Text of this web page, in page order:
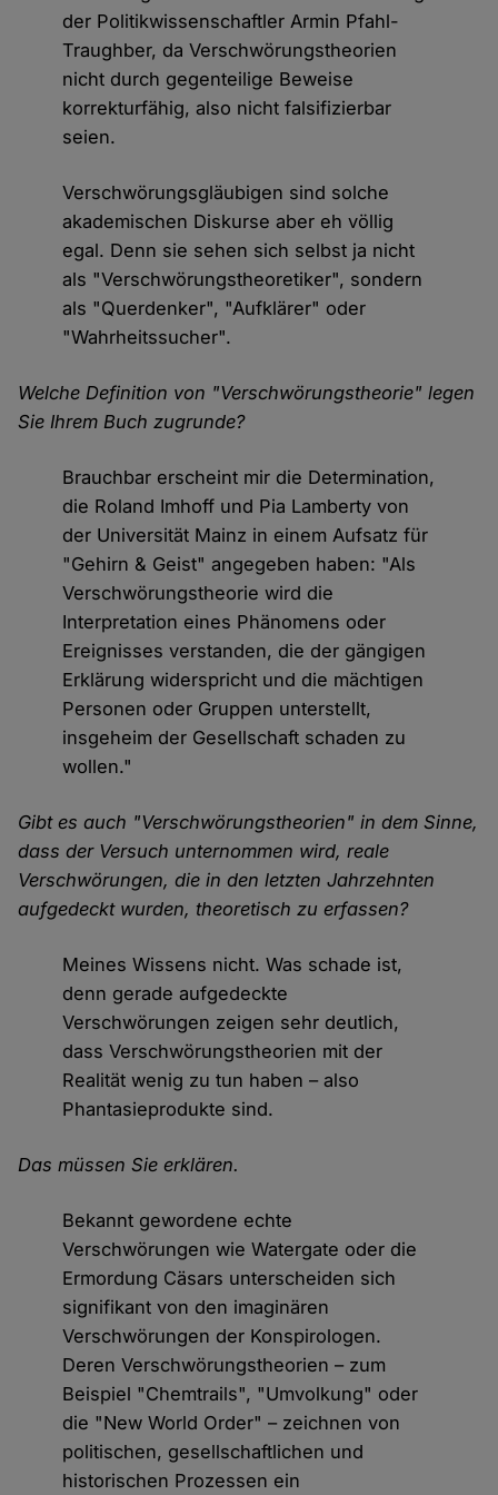
der Politikwissenschaftler Armin Pfahl-
Traughber, da Verschwörungstheorien
nicht durch gegenteilige Beweise
korrekturfähig, also nicht falsifizierbar
seien.
Verschwörungsgläubigen sind solche
akademischen Diskurse aber eh völlig
egal. Denn sie sehen sich selbst ja nicht
als "Verschwörungstheoretiker", sondern
als "Querdenker", "Aufklärer" oder
"Wahrheitssucher".
Welche Definition von "Verschwörungstheorie" legen
Sie Ihrem Buch zugrunde?
Brauchbar erscheint mir die Determination,
die Roland Imhoff und Pia Lamberty von
der Universität Mainz in einem Aufsatz für
"Gehirn & Geist" angegeben haben: "Als
Verschwörungstheorie wird die
Interpretation eines Phänomens oder
Ereignisses verstanden, die der gängigen
Erklärung widerspricht und die mächtigen
Personen oder Gruppen unterstellt,
insgeheim der Gesellschaft schaden zu
wollen."
Gibt es auch "Verschwörungstheorien" in dem Sinne,
dass der Versuch unternommen wird, reale
Verschwörungen, die in den letzten Jahrzehnten
aufgedeckt wurden, theoretisch zu erfassen?
Meines Wissens nicht. Was schade ist,
denn gerade aufgedeckte
Verschwörungen zeigen sehr deutlich,
dass Verschwörungstheorien mit der
Realität wenig zu tun haben – also
Phantasieprodukte sind.
Das müssen Sie erklären.
Bekannt gewordene echte
Verschwörungen wie Watergate oder die
Ermordung Cäsars unterscheiden sich
signifikant von den imaginären
Verschwörungen der Konspirologen.
Deren Verschwörungstheorien – zum
Beispiel "Chemtrails", "Umvolkung" oder
die "New World Order" – zeichnen von
politischen, gesellschaftlichen und
historischen Prozessen ein